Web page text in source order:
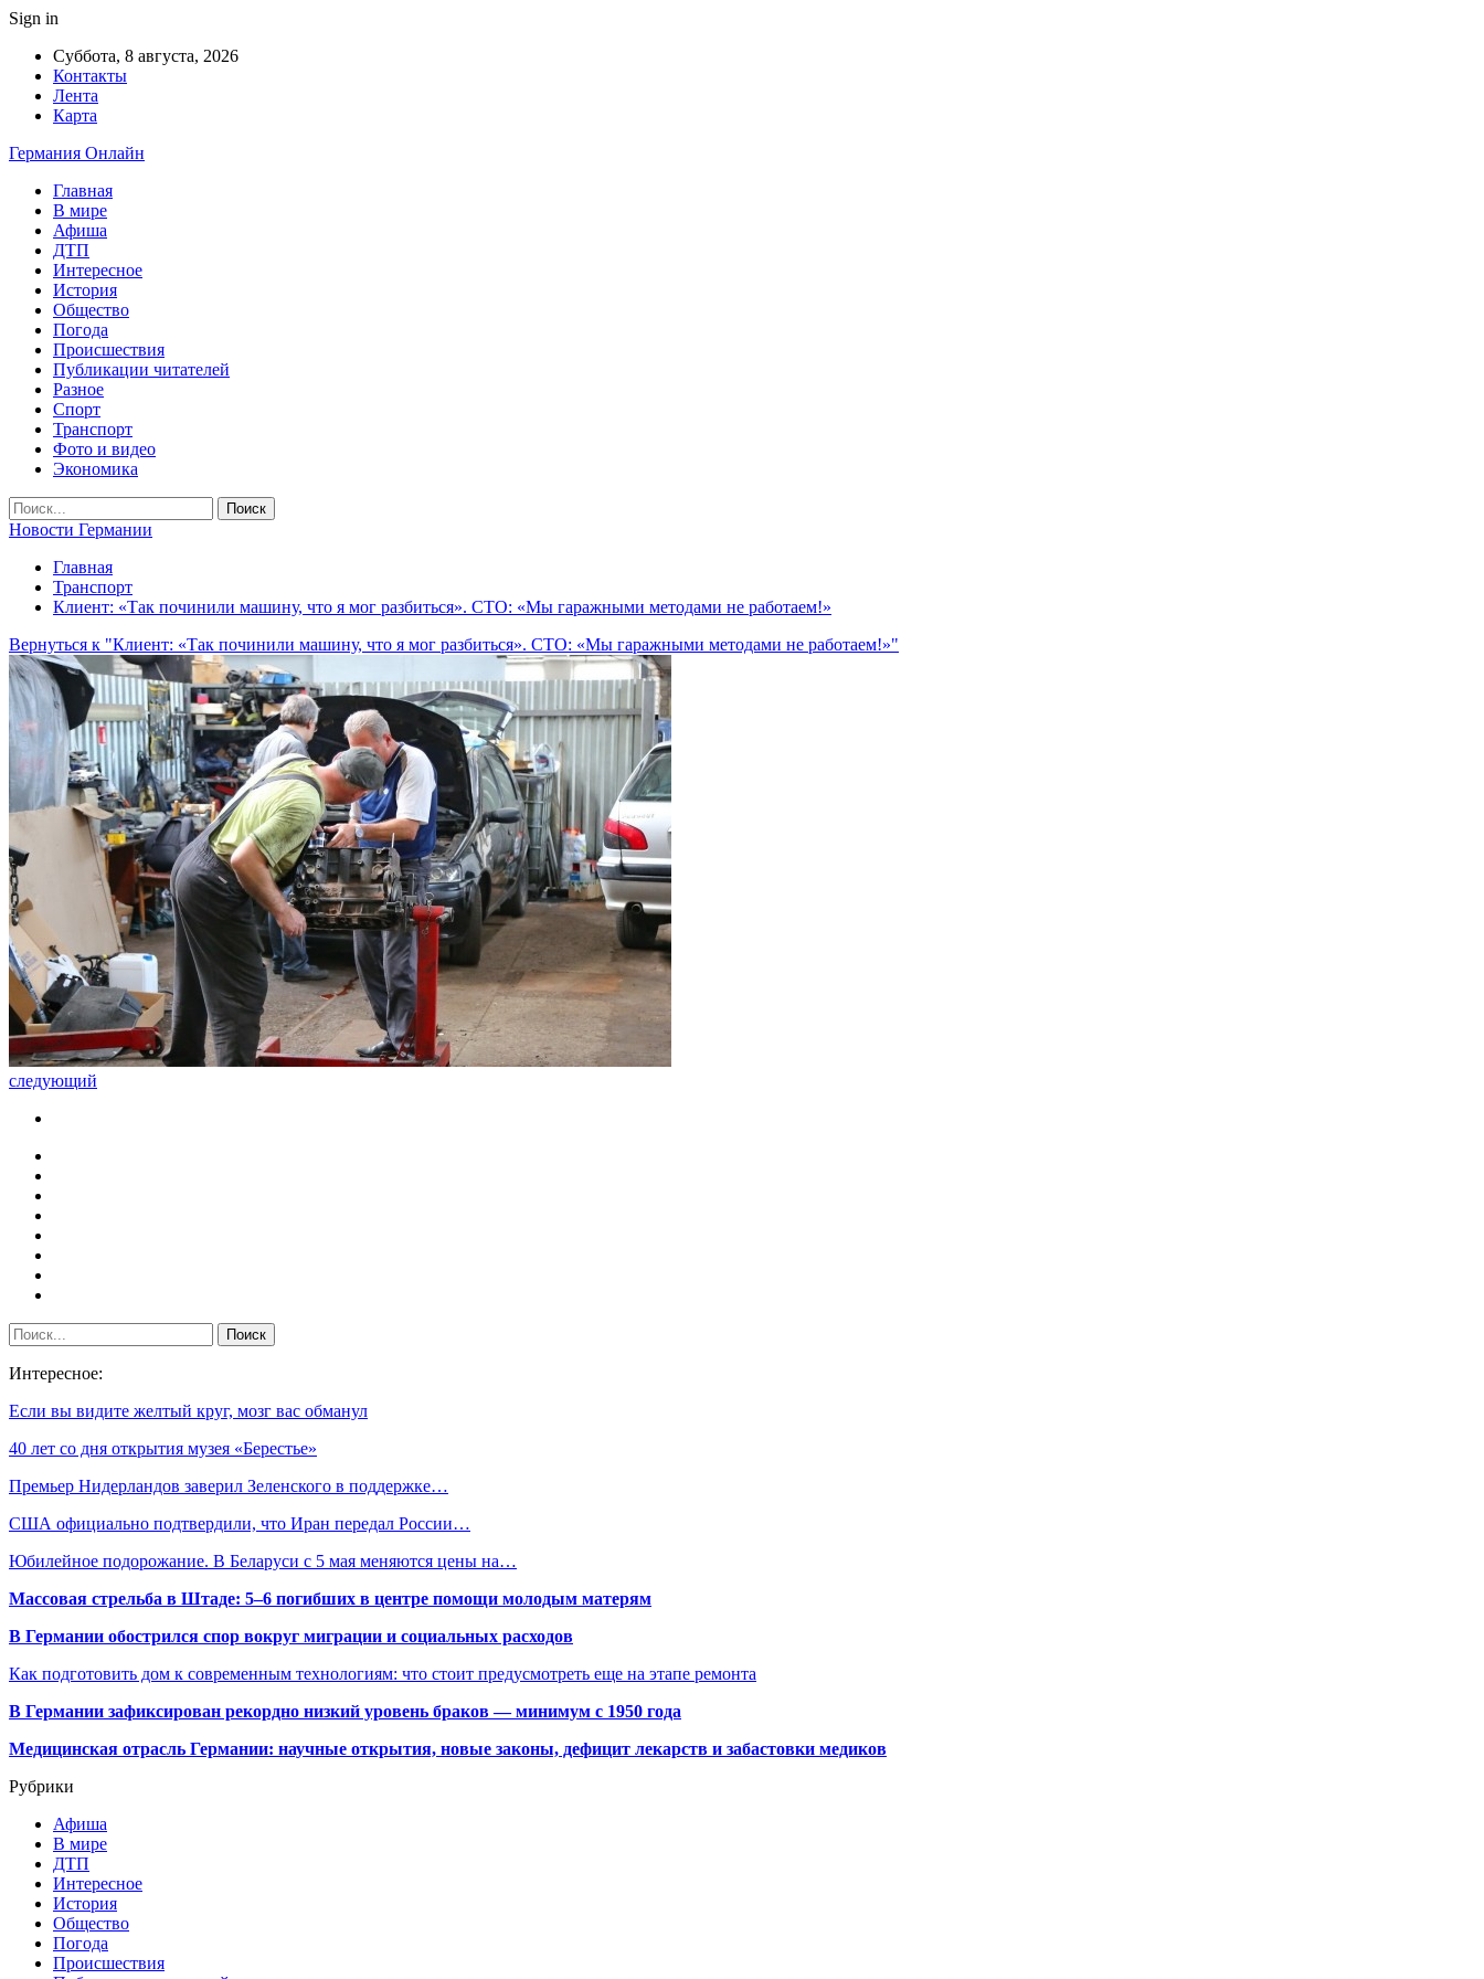
Sign in
Суббота, 8 августа, 2026
Контакты
Лента
Карта
Германия Онлайн
Главная
В мире
Афиша
ДТП
Интересное
История
Общество
Погода
Происшествия
Публикации читателей
Разное
Спорт
Транспорт
Фото и видео
Экономика
Новости Германии
Главная
Транспорт
Клиент: «Так починили машину, что я мог разбиться». СТО: «Мы гаражными методами не работаем!»
Вернуться к "Клиент: «Так починили машину, что я мог разбиться». СТО: «Мы гаражными методами не работаем!»"
следующий
Интересное:
Если вы видите желтый круг, мозг вас обманул
40 лет со дня открытия музея «Берестье»
Премьер Нидерландов заверил Зеленского в поддержке…
США официально подтвердили, что Иран передал России…
Юбилейное подорожание. В Беларуси с 5 мая меняются цены на…
Массовая стрельба в Штаде: 5–6 погибших в центре помощи молодым матерям
В Германии обострился спор вокруг миграции и социальных расходов
Как подготовить дом к современным технологиям: что стоит предусмотреть еще на этапе ремонта
В Германии зафиксирован рекордно низкий уровень браков — минимум с 1950 года
Медицинская отрасль Германии: научные открытия, новые законы, дефицит лекарств и забастовки медиков
Рубрики
Афиша
В мире
ДТП
Интересное
История
Общество
Погода
Происшествия